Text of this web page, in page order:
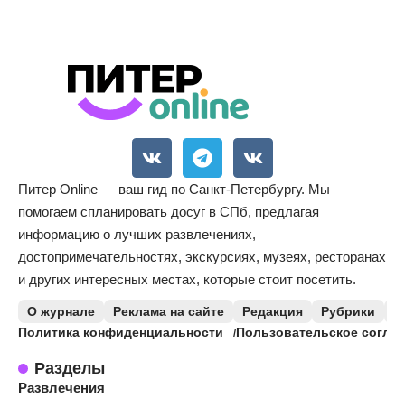
Питер Online — ваш гид по Санкт-Петербургу. Мы
помогаем спланировать досуг в СПб, предлагая
информацию о лучших развлечениях,
достопримечательностях, экскурсиях, музеях, ресторанах
и других интересных местах, которые стоит посетить.
О журнале Реклама на сайте Редакция Рубрики
Политика конфиденциальности
Пользовательское
Разделы
Развлечения